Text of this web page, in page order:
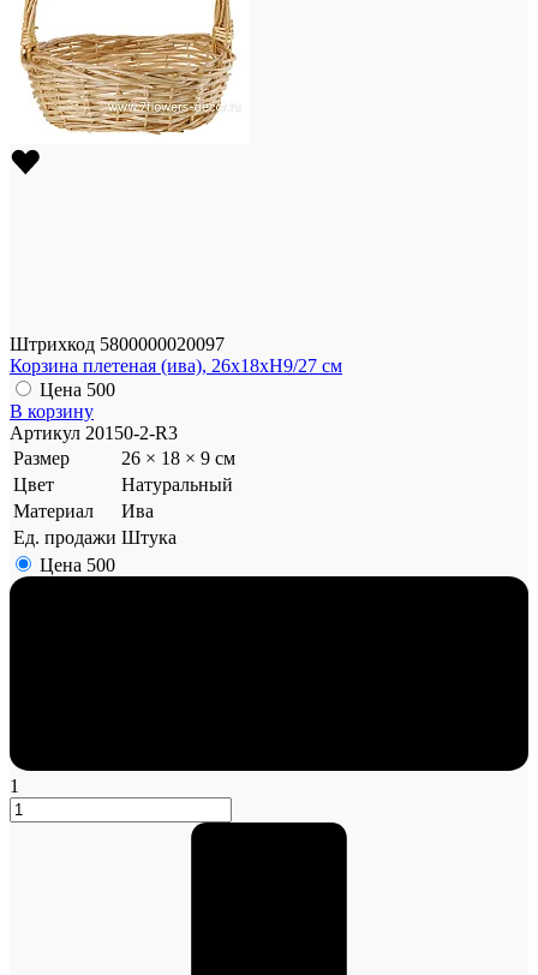
Штрихкод 5800000020097
Корзина плетеная (ива), 26x18xH9/27 см
Цена 500
В корзину
Артикул 20150-2-R3
Размер
26 × 18 × 9 см
Цвет
Натуральный
Материал
Ива
Ед. продажи Штука
Цена 500
1